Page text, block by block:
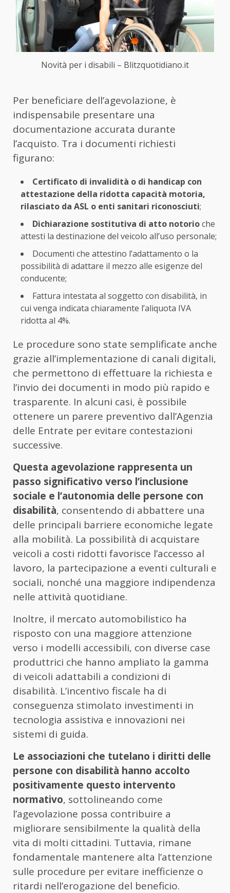
Novità per i disabili – Blitzquotidiano.it
Per beneficiare dell’agevolazione, è
indispensabile presentare una
documentazione accurata durante
l’acquisto. Tra i documenti richiesti
figurano:
Certificato di invalidità o di handicap con
attestazione della ridotta capacità motoria,
rilasciato da ASL o enti sanitari riconosciuti;
Dichiarazione sostitutiva di atto notorioche
attesti la destinazione del veicolo all’uso personale;
Documenti che attestino l’adattamento o la
possibilità di adattare il mezzo alle esigenze del
conducente;
Fattura intestata al soggetto con disabilità, in
cui venga indicata chiaramente l’aliquota IVA
ridotta al 4%.
Le procedure sono state semplificate anche
grazie all’implementazione di canali digitali,
che permettono di effettuare la richiesta e
l’invio dei documenti in modo più rapido e
trasparente. In alcuni casi, è possibile
ottenere un parere preventivo dall’Agenzia
delle Entrate per evitare contestazioni
successive.
Questa agevolazione rappresenta un
passo significativo verso l’inclusione
sociale e l’autonomia delle persone con
disabilità, consentendo di abbattere una
delle principali barriere economiche legate
alla mobilità. La possibilità di acquistare
veicoli a costi ridotti favorisce l’accesso al
lavoro, la partecipazione a eventi culturali e
sociali, nonché una maggiore indipendenza
nelle attività quotidiane.
Inoltre, il mercato automobilistico ha
risposto con una maggiore attenzione
verso i modelli accessibili, con diverse case
produttrici che hanno ampliato la gamma
di veicoli adattabili a condizioni di
disabilità. L’incentivo fiscale ha di
conseguenza stimolato investimenti in
tecnologia assistiva e innovazioni nei
sistemi di guida.
Le associazioni che tutelano i diritti delle
persone con disabilità hanno accolto
positivamente questo intervento
normativo, sottolineando come
l’agevolazione possa contribuire a
migliorare sensibilmente la qualità della
vita di molti cittadini. Tuttavia, rimane
fondamentale mantenere alta l’attenzione
sulle procedure per evitare inefficienze o
ritardi nell’erogazione del beneficio.